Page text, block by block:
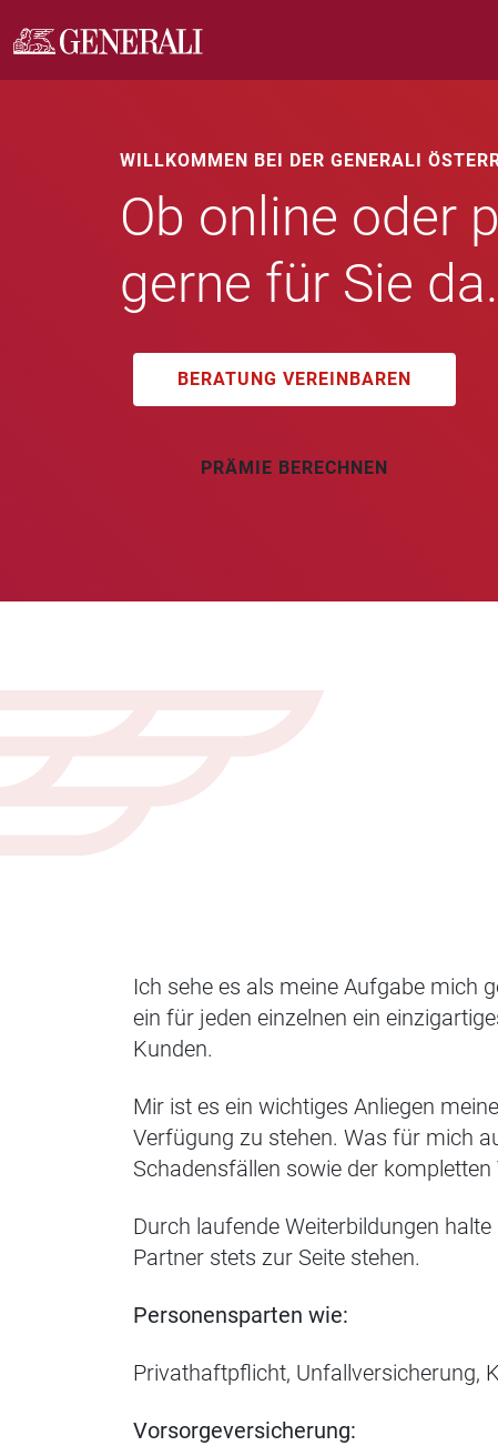
WILLKOMMEN BEI DER GENERALI
Ob online oder
gerne für Sie da.
BERATUNG VEREINBAREN
PRÄMIE BERECHNEN
Ich sehe es als meine Aufgabe mich
ein für jeden einzelnen ein
Kunden.
Mir ist es ein wichtiges Anliegen
Verfügung zu stehen. Was für mich
Schadensfällen sowie der
Durch laufende Weiterbildungen
Partner stets zur Seite stehen.
Personensparten wie:
Privathaftpflicht, Unfallversicherung,
Vorsorgeversicherung: